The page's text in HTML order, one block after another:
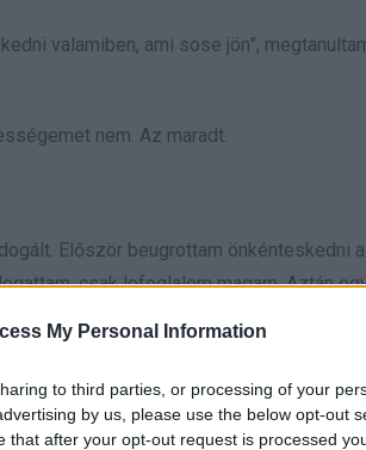
My Personal Information
to third parties, or processing of your
by us, please use the below opt-out
that after your opt-out request is processed
valamiben, ami sose jön”,
nem. Az maradt.
Először beugrottam önkénteskedni
csak lefoglalom magam. Aztán
is. Amikor végre megjött a